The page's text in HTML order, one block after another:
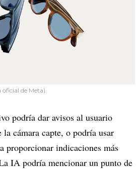
de Meta).
podría dar avisos al usuario
la cámara capte, o podría usar
proporcionar indicaciones más
IA podría mencionar un punto de